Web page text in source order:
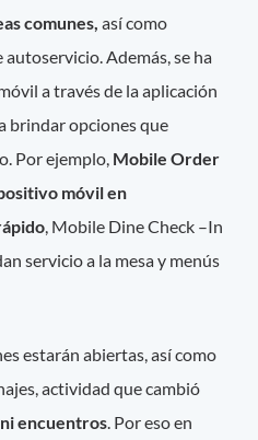
comunes, así como
Además, se ha
a través de la aplicación
brindar opciones que
Por ejemplo, Mobile Order
móvil en
, Mobile Dine Check –In
servicio a la mesa y menús
estarán abiertas, así como
actividad que cambió
encuentros. Por eso en